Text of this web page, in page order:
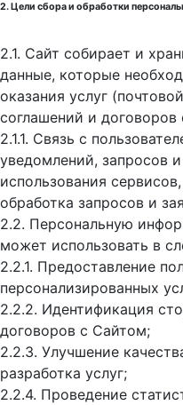
2. Цели сбора и обработки
2.1. Сайт собирает и
данные, которые
оказания услуг
соглашений и договоров
2.1.1. Связь с
уведомлений, запросов
использования
обработка запросов и
2.2. Персональную
может использовать в
2.2.1. Предоставление
персонализированных
2.2.2. Идентификация
договоров с Сайтом;
2.2.3. Улучшение
разработка услуг;
2.2.4. Проведение